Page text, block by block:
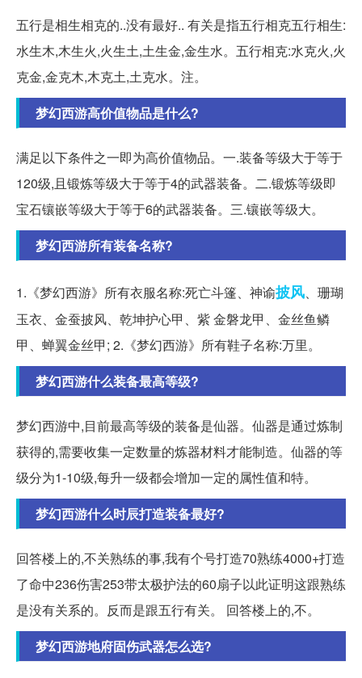
五行是相生相克的..没有最好.. 有关是指五行相克五行相生:
水生木,木生火,火生土,土生金,金生水。五行相克:水克火,火
克金,金克木,木克土,土克水。注。
梦幻西游高价值物品是什么?
满足以下条件之一即为高价值物品。一.装备等级大于等于
120级,且锻炼等级大于等于4的武器装备。二.锻炼等级即
宝石镶嵌等级大于等于6的武器装备。三.镶嵌等级大。
梦幻西游所有装备名称?
1.《梦幻西游》所有衣服名称:死亡斗篷、神谕披风、珊瑚
玉衣、金蚕披风、乾坤护心甲、紫 金磐龙甲、金丝鱼鳞
甲、蝉翼金丝甲; 2.《梦幻西游》所有鞋子名称:万里。
梦幻西游什么装备最高等级?
梦幻西游中,目前最高等级的装备是仙器。仙器是通过炼制
获得的,需要收集一定数量的炼器材料才能制造。仙器的等
级分为1-10级,每升一级都会增加一定的属性值和特。
梦幻西游什么时辰打造装备最好?
回答楼上的,不关熟练的事,我有个号打造70熟练4000+打造
了命中236伤害253带太极护法的60扇子以此证明这跟熟练
是没有关系的。反而是跟五行有关。 回答楼上的,不。
梦幻西游地府固伤武器怎么选?